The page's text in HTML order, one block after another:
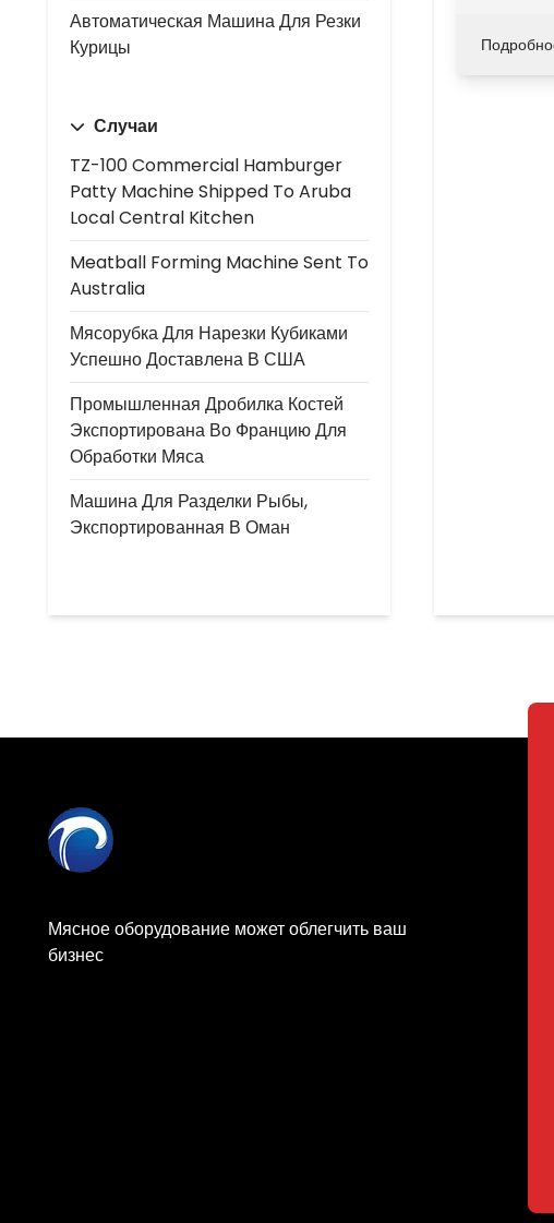
Автоматическая Машина Для Резки
Курицы
Случаи
TZ-100 Commercial Hamburger
Patty Machine Shipped To Aruba
Local Central Kitchen
Meatball Forming Machine Sent To
Australia
Мясорубка Для Нарезки Кубиками
Успешно Доставлена В США
Промышленная Дробилка Костей
Экспортирована Во Францию Для
Обработки Мяса
Машина Для Разделки Рыбы,
Экспортированная В Оман
Мясное оборудование может облегчить ваш
бизнес